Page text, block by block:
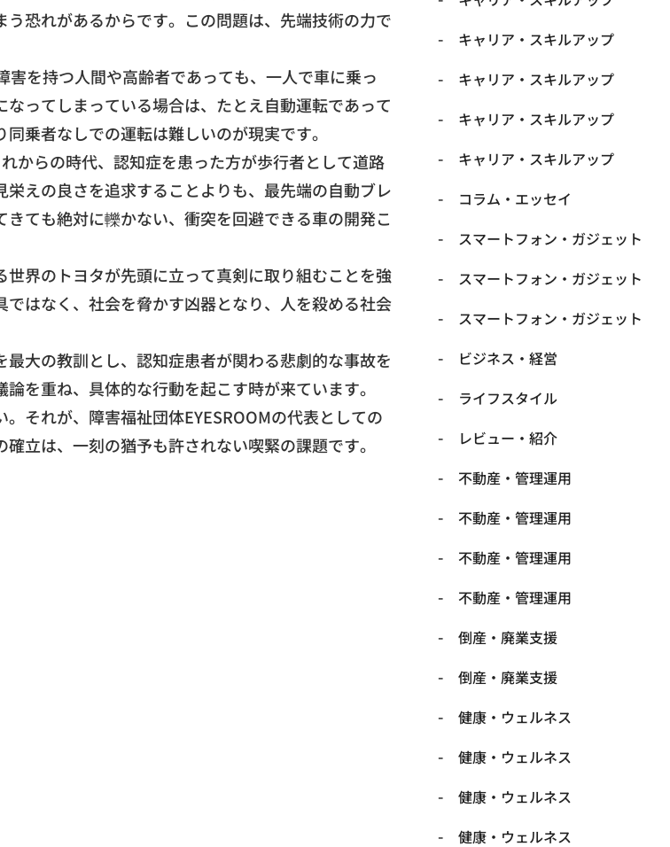
恐れがあるからです。 この問題は、先端技術の力で
害を持つ人間や高齢者であっても、 一人で車に乗っ
ってしまっている場合は、 たとえ自動運転であって
同乗者なしでの運転は難しいのが現実です。
からの時代、 認知症を患った方が歩行者として道路
栄えの良さを追求することよりも、 最先端の自動ブレ
ても絶対に轢かない、 衝突を回避できる車の開発こ
世界のトヨタが先頭に立って真剣に取り組むことを強
はなく、 社会を脅かす凶器となり、 人を殺める社会
最大の教訓とし、 認知症患者が関わる悲劇的な事故を
を重ね、 具体的な行動を起こす時が来ています。
それが、 障害福祉団体EYESROOMの代表としての
立は、 一刻の猶予も許されない喫緊の課題です。
キャリア・スキルアップ
キャリア・スキルアップ
キャリア・スキルアップ
キャリア・スキルアップ
コラム・エッセイ
スマートフォン・ガジェット
スマートフォン・ガジェット
スマートフォン・ガジェット
ビジネス・経営
ライフスタイル
レビュー・紹介
不動産・管理運用
不動産・管理運用
不動産・管理運用
不動産・管理運用
倒産・廃業支援
倒産・廃業支援
健康・ウェルネス
健康・ウェルネス
健康・ウェルネス
健康・ウェルネス